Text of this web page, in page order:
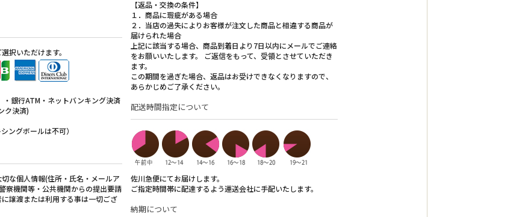
02…0個
とさせていただきます。
きます。
02…3個
択いただけます。
・銀行ATM・ネットバンキング決済
ク決済)
ングボールは不可）
な個人情報(住所・氏名・メールア
察機関等・公共機関からの提出要請
譲渡または利用する事は一切ござ
【返品・交換の条件】
１．商品に瑕疵がある場合
２．当店の過失によりお客様が注文した商品と相違する商品が
届けられた場合
上記に該当する場合、商品到着日より7日以内にメールでご連絡
をお願いいたします。 ご返信をもって、受領とさせていただき
ます。
この期間を過ぎた場合、返品はお受けできなくなりますので、
あらかじめご了承ください。
配送時間指定について
佐川急便にてお届けします。
ご指定時間帯に配達するよう運送会社に手配いたします。
納期について